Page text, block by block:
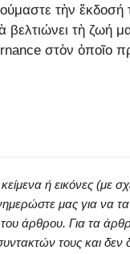
τὴν
τὴ ζωή
στὸν
ή εικόνες (με
μας για να τα
άρθρου. Για τα
τους και δεν